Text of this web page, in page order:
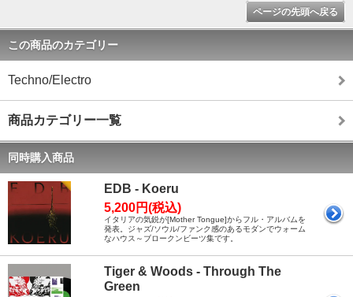
ページの先頭へ戻る
この商品のカテゴリー
Techno/Electro
商品カテゴリー一覧
同時購入商品
EDB - Koeru
5,200円(税込)
イタリアの気鋭が[Mother Tongue]からフル・アルバムを
発表。ジャズ/ソウル/ファンク感のあるモダンでウォーム
なハウス～ブロークンビーツ集です。
Tiger & Woods - Through The
Green